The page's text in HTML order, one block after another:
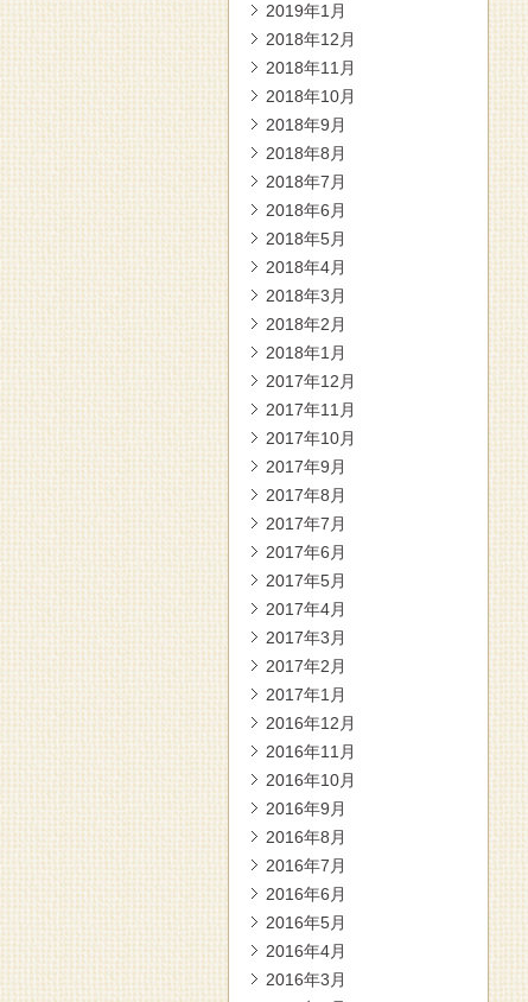
2019年1月
2018年12月
2018年11月
2018年10月
2018年9月
2018年8月
2018年7月
2018年6月
2018年5月
2018年4月
2018年3月
2018年2月
2018年1月
2017年12月
2017年11月
2017年10月
2017年9月
2017年8月
2017年7月
2017年6月
2017年5月
2017年4月
2017年3月
2017年2月
2017年1月
2016年12月
2016年11月
2016年10月
2016年9月
2016年8月
2016年7月
2016年6月
2016年5月
2016年4月
2016年3月